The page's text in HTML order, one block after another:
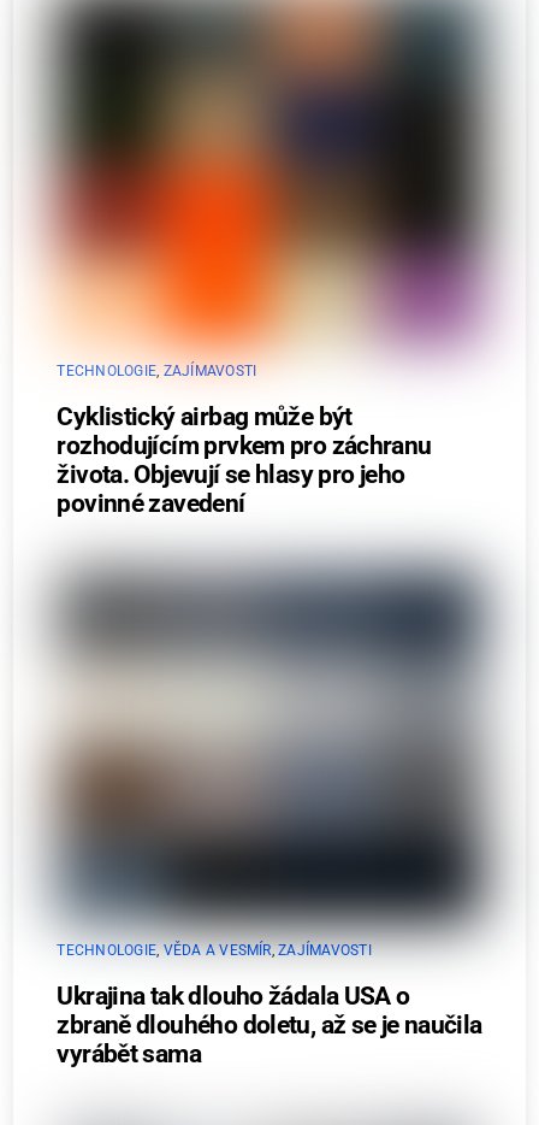
TECHNOLOGIE, ZAJÍMAVOSTI
Cyklistický airbag může být
rozhodujícím prvkem pro záchranu
života. Objevují se hlasy pro jeho
povinné zavedení
TECHNOLOGIE, VĚDA A VESMÍR,ZAJÍMAVOSTI
Ukrajina tak dlouho žádala USA o
zbraně dlouhého doletu, až se je naučila
vyrábět sama